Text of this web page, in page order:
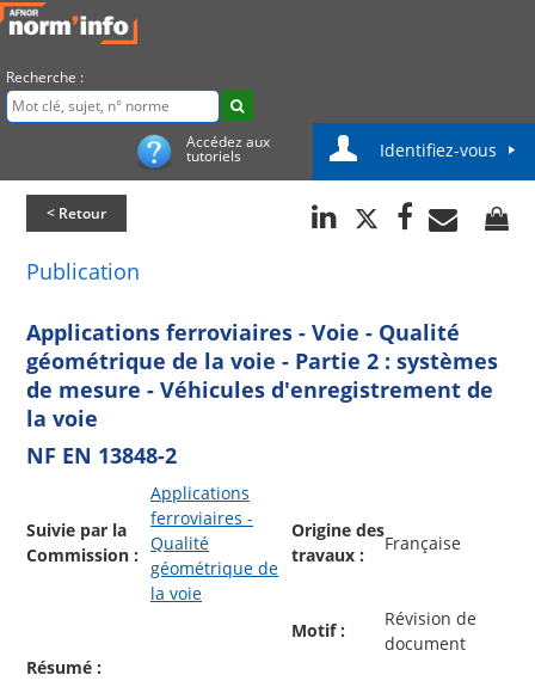
Recherche :
Accédez aux
tutoriels Identifiez-vous
< Retour
Publication
Applications ferroviaires - Voie - Qualité
géométrique de la voie - Partie 2 : systèmes
de mesure - Véhicules d'enregistrement de
la voie
NF EN 13848-2
Suivie par la
Commission :
Applications
ferroviaires -
Qualité
géométrique de
la voie
Origine des
travaux :
Française
Motif :
Révision de
document
Résumé :